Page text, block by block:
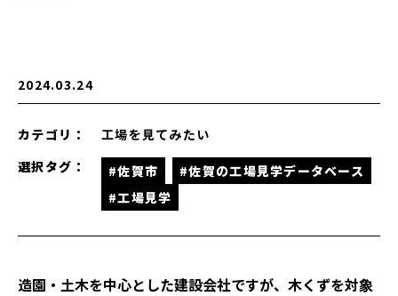
2024.03.24
カテゴリ：
工場を見てみたい
選択タグ：
#佐賀市
#佐賀の工場見学データベース
#工場見学
造園・土木を中心とした建設会社ですが、木くずを対象